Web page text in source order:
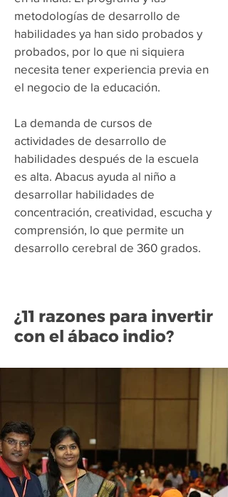
metodologías de desarrollo de
habilidades ya han sido probados y
probados, por lo que ni siquiera
necesita tener experiencia previa en
el negocio de la educación.
La demanda de cursos de
actividades de desarrollo de
habilidades después de la escuela
es alta. Abacus ayuda al niño a
desarrollar habilidades de
concentración, creatividad, escucha y
comprensión, lo que permite un
desarrollo cerebral de 360 grados.
¿11 razones para invertir
con el ábaco indio?